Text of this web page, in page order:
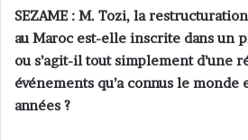
v
o
y
e
SEZAME : M. Tozi, la
au Maroc est-elle inscrite dans un
ou s’agit-il tout simplement d’une
événements qu’a connus le
années ?